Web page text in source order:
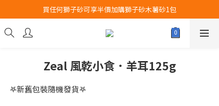
Airbuggy 全線現貨8折！立即點擊火速搶購
買任何獅子砂可享半價加購獅子砂木薯砂1包
Airbuggy 全線現貨8折！立即點擊火速搶購
Zeal 風乾小食．羊耳125g
𖤐新舊包裝隨機發貨𖤐